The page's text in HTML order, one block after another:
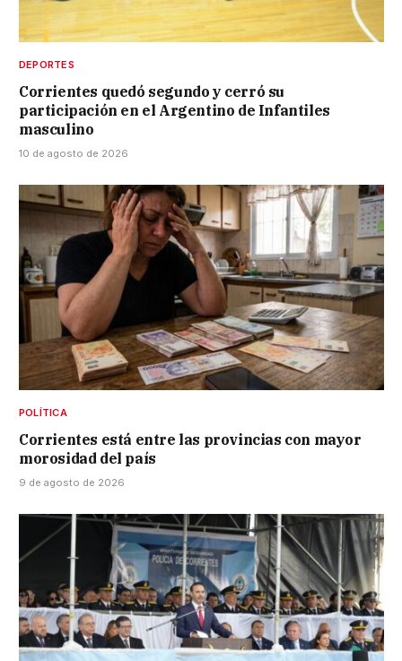
DEPORTES
Corrientes quedó segundo y cerró su
participación en el Argentino de Infantiles
masculino
10 de agosto de 2026
POLÍTICA
Corrientes está entre las provincias con mayor
morosidad del país
9 de agosto de 2026